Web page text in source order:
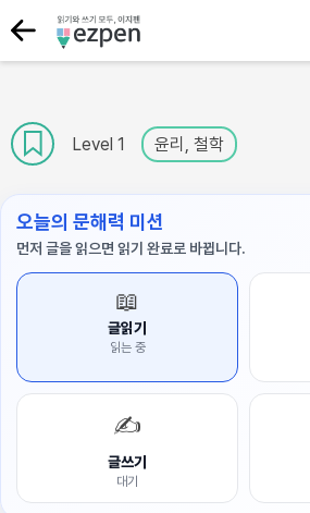
Level 1 윤리, 철학
오늘의 문해력 미션
먼저 글을 읽으면 읽기 완료로 바뀝니다.
📖
글읽기
읽는 중
✍️
글쓰기
대기